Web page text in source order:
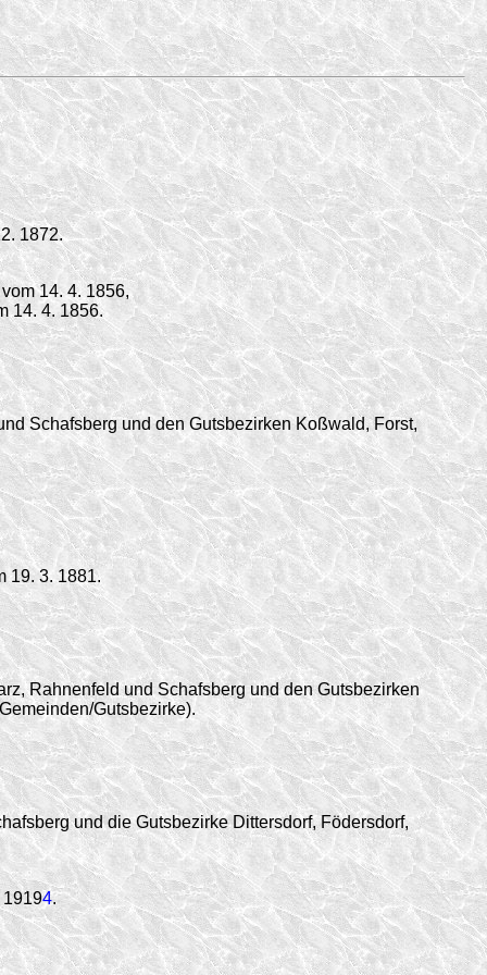
1872.
14. 4. 1856,
14. 4. 1856.
Schafsberg und den Gutsbezirken Koßwald, Forst,
19. 3. 1881.
Rahnenfeld und Schafsberg und den Gutsbezirken
Gutsbezirke).
und die Gutsbezirke Dittersdorf, Födersdorf,
19194.